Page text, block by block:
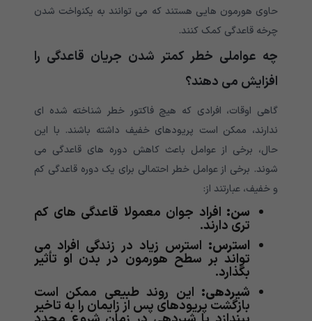
حاوی هورمون هایی هستند که می توانند به یکنواخت شدن
چرخه قاعدگی کمک کنند.
چه عواملی خطر کمتر شدن جریان قاعدگی را
افزایش می دهند؟
گاهی اوقات، افرادی که هیچ فاکتور خطر شناخته شده ای
ندارند، ممکن است پریودهای خفیف داشته باشند. با این
حال، برخی از عوامل باعث کاهش دوره های قاعدگی می
شوند. برخی از عوامل خطر احتمالی برای یک دوره قاعدگی کم
و خفیف، عبارتند از:
سن: افراد جوان معمولا قاعدگی های کم
تری دارند.
استرس: استرس زیاد در زندگی افراد می
تواند بر سطح هورمون در بدن او تأثیر
بگذارد.
شیردهی: این روند طبیعی ممکن است
بازگشت پریودهای پس از زایمان را به تاخیر